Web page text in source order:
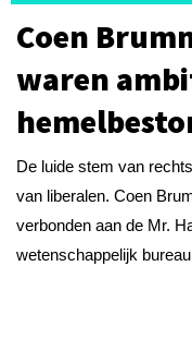
Coen
waren
De luide stem van
van liberalen. Coen
verbonden aan de Mr.
wetenschappelijk